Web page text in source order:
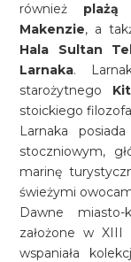
również plażą
Makenzie, a
Hala Sultan
Larnaka.
starożytnego
stoickiego filozofa
Larnaka
stoczniowym,
marinę
świeżymi
Dawne miasto-
założone w
wspaniała